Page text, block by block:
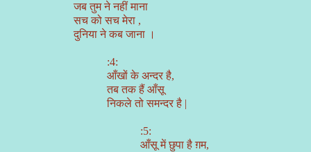
जब तुम ने नहीं माना
सच को सच मेरा ,
दुनिया ने कब जाना ।
:4:
आँखों के अन्दर है,
तब तक हैं आँसू
निकले तो समन्दर है |
:5:
आँसू में छुपा है ग़म,